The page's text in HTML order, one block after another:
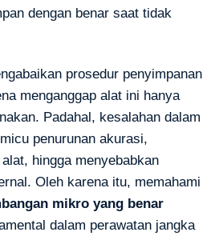
dengan benar saat tidak
prosedur penyimpanan
menganggap alat ini hanya
Padahal, kesalahan dalam
penurunan akurasi,
hingga menyebabkan
Oleh karena itu, memahami
mikro yang benar
dalam perawatan jangka